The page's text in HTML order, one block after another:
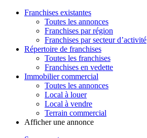
Franchises existantes
Toutes les annonces
Franchises par région
Franchises par secteur d’activité
Répertoire de franchises
Toutes les franchises
Franchises en vedette
Immobilier commercial
Toutes les annonces
Local à louer
Local à vendre
Terrain commercial
Afficher une annonce